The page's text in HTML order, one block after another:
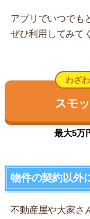
アプリでいつでも
ぜひ利用してみて
わざ
スモ
最大5万
物件の契約以外
不動産屋や大家さ